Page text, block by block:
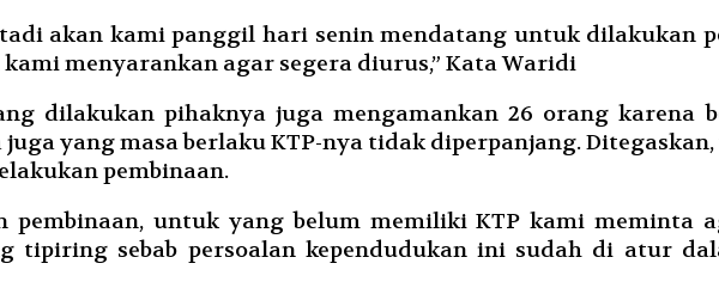
akan kami panggil hari senin mendatang untuk dilakukan
menyarankan agar segera diurus,” Kata Waridi
dilakukan pihaknya juga mengamankan 26 orang karena
yang masa berlaku KTP-nya tidak diperpanjang.
pembinaan.
pembinaan, untuk yang belum memiliki KTP kami meminta
tipiring sebab persoalan kependudukan ini sudah di atur